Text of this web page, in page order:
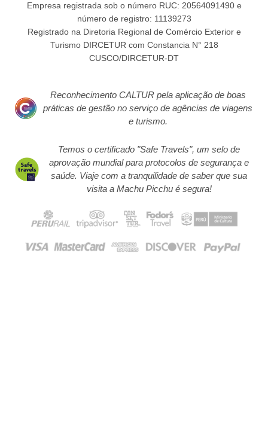
Empresa registrada sob o número RUC: 20564091490 e
número de registro: 11139273
Registrado na Diretoria Regional de Comércio Exterior e
Turismo DIRCETUR com Constancia N° 218
CUSCO/DIRCETUR-DT
Reconhecimento CALTUR pela aplicação de boas
práticas de gestão no serviço de agências de viagens
e turismo.
Temos o certificado "Safe Travels", um selo de
aprovação mundial para protocolos de segurança e
saúde. Viaje com a tranquilidade de saber que sua
visita a Machu Picchu é segura!